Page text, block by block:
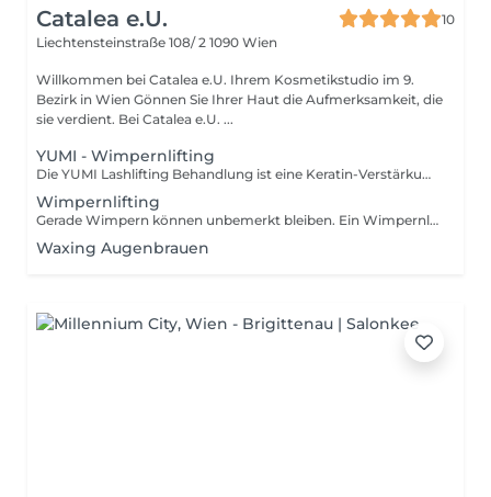
Catalea e.U.
10
Liechtensteinstraße 108/ 2 1090 Wien
Willkommen bei Catalea e.U. Ihrem Kosmetikstudio im 9.
Bezirk in Wien Gönnen Sie Ihrer Haut die Aufmerksamkeit, die
sie verdient. Bei Catalea e.U. ...
YUMI - Wimpernlifting
Die YUMI Lashlifting Behandlung ist eine Keratin-Verstärkung und ein Lifting für die Naturwimpern. In dieser Behandlung werden die natürlichen Wimpern nach oben geschwungen und mit einer speziellen Pigment-Mischung gefärbt. Als Ergebnis sind ein wunderbarer Augenaufschlag und dichtere, dunklere und optisch längere Wimpern als Soforteffekt zu sehen, die schön nach oben gebogen sind - ein fantastischer open eye Look. Der Boosting- und Lifting-Effekt hält 8-12 Wochen an, was dem natürlichen Lebenszyklus der Wimpern entspricht. Wann darf man kein Wimpern Lifting machen? Krebs .HIV .Augenentzündung .Augeninfektion .entzündete Meibomdrüsen. Empfindliche Augen oder allergische Reaktionen auf die verwendeten Produkte. Bei einer Schwangerschaft darf ein Wimpernlifting gemacht werden. Dennoch kann es sein, dass die Wirkung des Liftings durch die Hormone beeinflusst werden, sodass die Umformung schwächer ausfällt oder auch gar nicht angenommen wird. Wie Du Dich auf ein Wimpernlifting vorbereitest: Am Tag wo dein Wimpern Lifting gemacht wird: - Am besten solltest Du zu deinem Wimpernlifting-Termin ohne Augen-Make-up erscheinen. - Biege Deine Wimpern an diesem Tag nicht mit einer Wimpernzange, komme mit Deinen natürlichen Wimpern in unser Catalea Kosmetikstudio. - Trage bitte zu Deinem Termin auch keine Kontaktlinsen, diese können den Prozess stören und es könnte für dich unangenehm sein. WAS MUSS MAN NACH EINEM WIMPERN LIFTING BEACHTEN ? - Reibe bitte nicht deine Augen und ziehe auch nicht an deinen Wimpern. - Keine Wimpernzange verwenden. - Keine künstlichen Wimpern kleben. - schlafe nach einem Wimpern Lifting am besten auf dem Rücken oder auf der Seite. Dies ist wichtig um die Haltbarkeit des Lifting zu gewährleisten. - vermeide für 48 Stunden den Kontakt mit Kosmetik-Produkten, Cremes, Schmink-Produkten, Mascara und Eyeliner. - vermeide Reinigungsmittel, die Silikone, Parabene, Fruchtsäuren oder Milchsäure enthalten, da diese die neue Wimpernform beeinträchtigen und zu gebrochenen und brüchigen Wimpern führen können. - Frisiere täglich deine Wimpern mit einer Wimpernbürste.
Wimpernlifting
Gerade Wimpern können unbemerkt bleiben. Ein Wimpernlifting öffnet deine Augen und verleiht den Wimpern Länge und Fülle. Ein Wimpernlifting ist die perfekte Behandlung, um deine Wimpern zum Flattern und Glänzen zu bringen. Der Lifting-Effekt hält 6- 8 Wochen an.
Waxing Augenbrauen